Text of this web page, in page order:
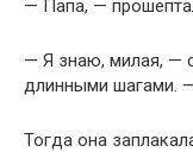
— Папа, —
— Я знаю, милая, —
длинными шагами.
Тогда она